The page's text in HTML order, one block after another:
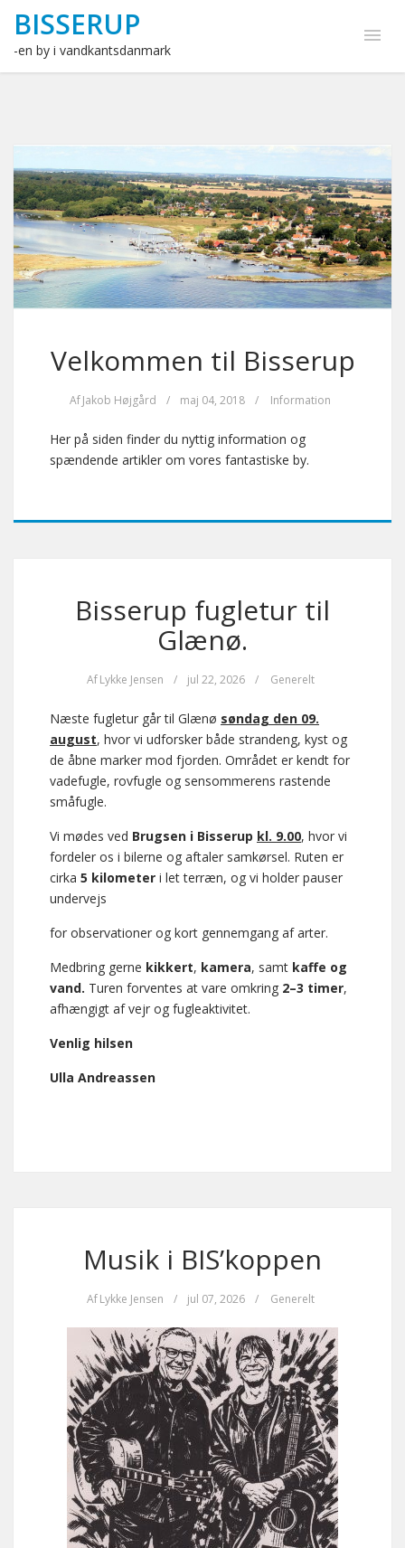
BISSERUP
-en by i vandkantsdanmark
Velkommen til Bisserup
AfJakob Højgård / maj 04, 2018 / Information
Her på siden finder du nyttig information og
spændende artikler om vores fantastiske by.
Bisserup fugletur til
Glænø.
Af Lykke Jensen / jul 22, 2026 / Generelt
Næste fugletur går til Glænø søndag den 09.
august, hvor vi udforsker både strandeng, kyst og
de åbne marker mod fjorden. Området er kendt for
vadefugle, rovfugle og sensommerens rastende
småfugle.
Vi mødes ved Brugsen i Bisserup kl. 9.00, hvor vi
fordeler os i bilerne og aftaler samkørsel. Ruten er
cirka 5 kilometer i let terræn, og vi holder pauser
undervejs
for observationer og kort gennemgang af arter.
Medbring gerne kikkert, kamera, samt kaffe og
vand. Turen forventes at vare omkring 2–3 timer,
afhængigt af vejr og fugleaktivitet.
Venlig hilsen
Ulla Andreassen
Musik i BIS’koppen
Af Lykke Jensen / jul 07, 2026 / Generelt